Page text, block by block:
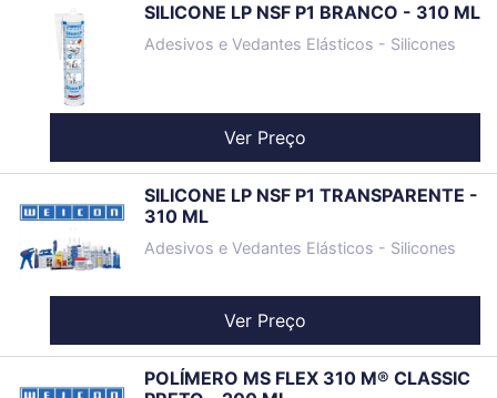
SILICONE LP NSF P1 BRANCO - 310 ML
Adesivos e Vedantes Elásticos - Silicones
Ver Preço
SILICONE LP NSF P1 TRANSPARENTE -
310 ML
Adesivos e Vedantes Elásticos - Silicones
Ver Preço
POLÍMERO MS FLEX 310 M® CLASSIC